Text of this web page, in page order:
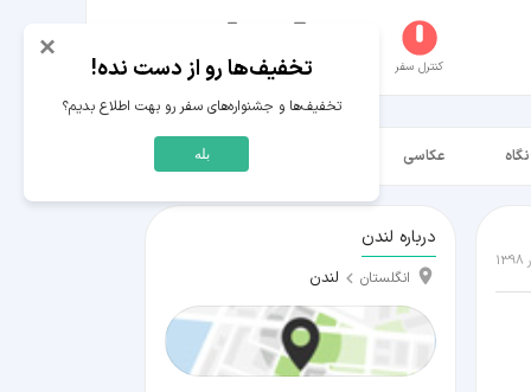
کنترل سفر عکاسخانه سفر‌های من حساب کاربری
عکاسی
درباره لندن
انگلستان لندن
×
تخفیف‌ها رو از دست نده!
تخفیف‌ها و جشنواره‌های سفر رو بهت اطلاع بدیم؟
بله